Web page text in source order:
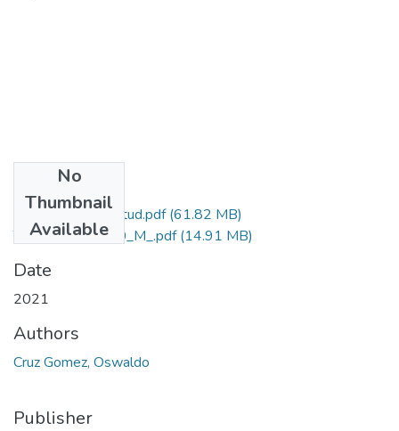
No
Thumbnail
Available
Grado de Similitud.pdf(61.82 MB)
T036_40198650_M_.pdf(14.91 MB)
Date
2021
Authors
Cruz Gomez, Oswaldo
Publisher